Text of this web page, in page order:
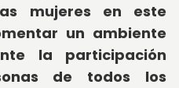
mujeres en este
un ambiente
la participación
de todos los